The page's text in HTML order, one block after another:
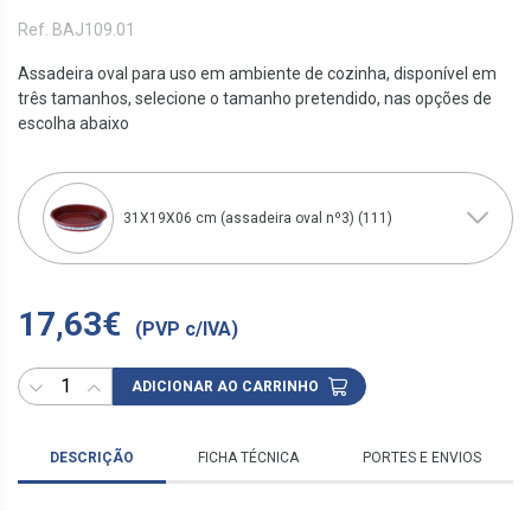
Ref. BAJ109.01
Assadeira oval para uso em ambiente de cozinha, disponível em
três tamanhos, selecione o tamanho pretendido, nas opções de
escolha abaixo
31X19X06 cm (assadeira oval nº3) (111)
17,63€ (PVP c/IVA)
ADICIONAR AO CARRINHO
DESCRIÇÃO FICHA TÉCNICA PORTES E ENVIOS